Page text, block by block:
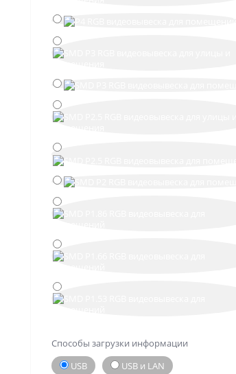
Способы загрузки информации
USB
USB и LAN